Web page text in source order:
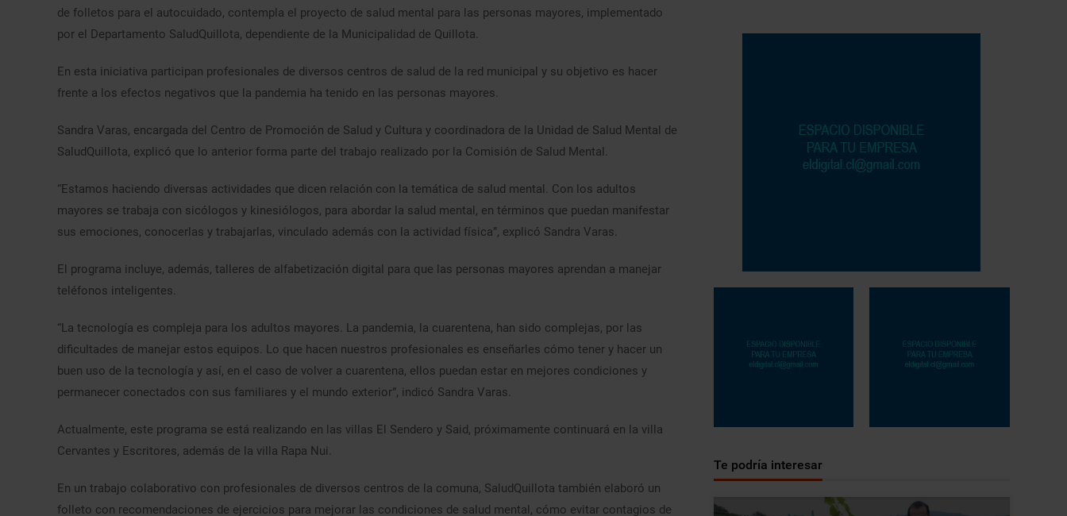
de folletos para el autocuidado, contempla el proyecto de salud mental para las personas mayores, implementado
por el Departamento SaludQuillota, dependiente de la Municipalidad de Quillota.
En esta iniciativa participan profesionales de diversos centros de salud de la red municipal y su objetivo es hacer
frente a los efectos negativos que la pandemia ha tenido en las personas mayores.
Sandra Varas, encargada del Centro de Promoción de Salud y Cultura y coordinadora de la Unidad de Salud Mental de
SaludQuillota, explicó que lo anterior forma parte del trabajo realizado por la Comisión de Salud Mental.
“Estamos haciendo diversas actividades que dicen relación con la temática de salud mental. Con los adultos
mayores se trabaja con sicólogos y kinesiólogos, para abordar la salud mental, en términos que puedan manifestar
sus emociones, conocerlas y trabajarlas, vinculado además con la actividad física”, explicó Sandra Varas.
El programa incluye, además, talleres de alfabetización digital para que las personas mayores aprendan a manejar
teléfonos inteligentes.
“La tecnología es compleja para los adultos mayores. La pandemia, la cuarentena, han sido complejas, por las
dificultades de manejar estos equipos. Lo que hacen nuestros profesionales es enseñarles cómo tener y hacer un
buen uso de la tecnología y así, en el caso de volver a cuarentena, ellos puedan estar en mejores condiciones y
permanecer conectados con sus familiares y el mundo exterior”, indicó Sandra Varas.
Actualmente, este programa se está realizando en las villas El Sendero y Said, próximamente continuará en la villa
Cervantes y Escritores, además de la villa Rapa Nui.
En un trabajo colaborativo con profesionales de diversos centros de la comuna, SaludQuillota también elaboró un
folleto con recomendaciones de ejercicios para mejorar las condiciones de salud mental, cómo evitar contagios de
Te podría interesar